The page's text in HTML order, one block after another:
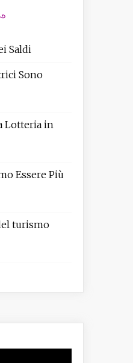
Saldi
Sono
Lotteria in
Essere Più
turismo